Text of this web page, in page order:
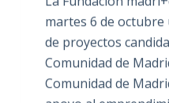
martes 6 de
de proyectos
Comunidad de
Comunidad de